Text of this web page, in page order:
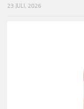
23 JULI, 2026